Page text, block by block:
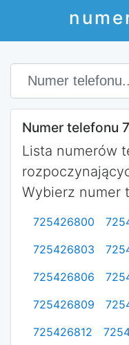
Numer telefonu
Lista numerów
Wybierz numer
725426800
725426803
725426806
725426809
725426812